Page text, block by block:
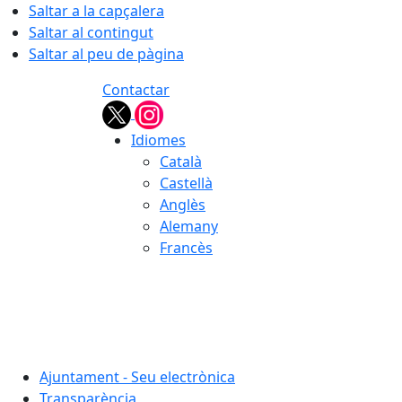
Saltar a la capçalera
Saltar al contingut
Saltar al peu de pàgina
Contactar
Idiomes
Català
Castellà
Anglès
Alemany
Francès
Ajuntament - Seu electrònica